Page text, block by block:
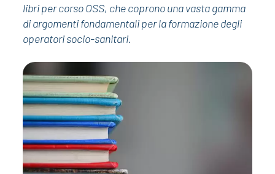
libri per corso OSS, che coprono una vasta gamma
di argomenti fondamentali per la formazione degli
operatori socio-sanitari.